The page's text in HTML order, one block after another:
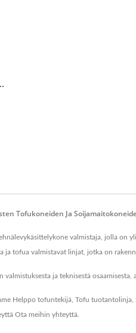
Tofukoneiden Ja
valmistaja, jolla
tofua valmistavat linjat, jotka on
ja teknisestä
Helppo tofuntekijä Tofu tuotantolinja
Ota meihin yhteyttä